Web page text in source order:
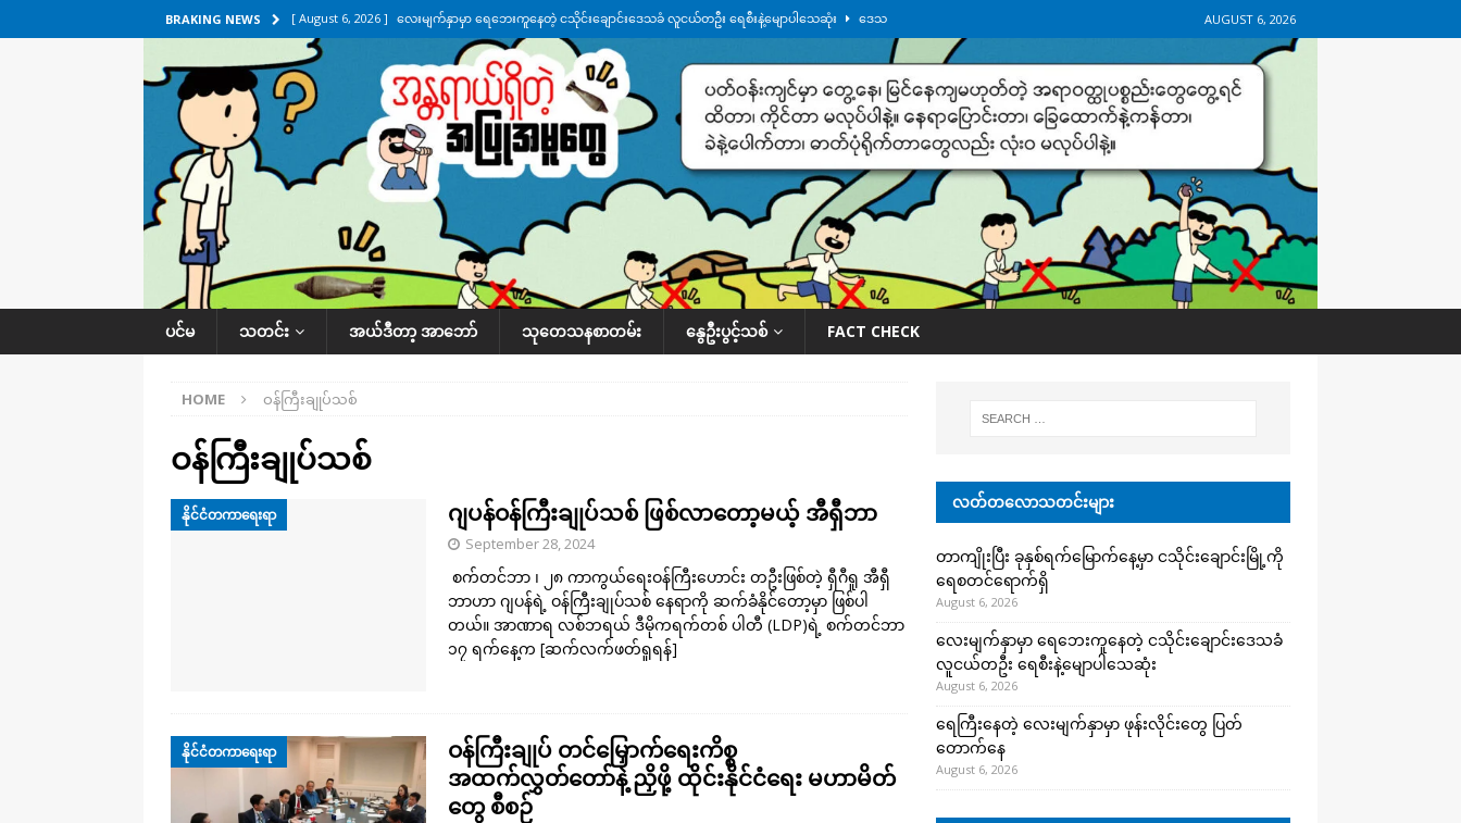
BRAKING NEWS [ August 6, 2026 ] လေးမျက်နှာမှာ ရေဘေးကူနေတဲ့ ငသိုင်းချောင်းဒေသခံ လူငယ်တဦး ရေစီးနဲ့မျောပါသေဆုံး ဒေသ
အလိုက် သတင်းကဏ္ဍ
[ August 6, 2026 ] ရေကြီးနေတဲ့ လေးမျက်နှာမှာ ဖုန်းလိုင်းတွေ ပြတ်တောက်နေ ဒေသအလိုက် သတင်းကဏ္ဍ
[ August 5, 2026 ] ရန်ကုန်မြို့မှာ ကားမှန်ခွဲခံရတာတွေ ဆက်တိုက်ဖြစ် ဒေသအလိုက် သတင်းကဏ္ဍ
[ August 5, 2026 ] ဂျပန်ရဲ့ ဒုံးကျည်စမ်းသပ်မှုကို မြောက်ကိုရီးယား ဝေဖန် နိုင်ငံတကာရေးရာ
[ August 6, 2026 ] တာကျိုးပြီး ခုနှစ်ရက်မြောက်နေ့မှာ ငသိုင်းချောင်းမြို့ကို ရေစတင်ရောက်ရှိ ဒေသအလိုက် သတင်း
AUGUST 6, 2026
ပင်မ သတင်း အယ်ဒီတာ့ အာဘော် သုတေသနစာတမ်း နွေဦးပွင့်သစ် FACT CHECK
HOME ဝန်ကြီးချုပ်သစ်
ဝန်ကြီးချုပ်သစ်
နိုင်ငံတကာရေးရာ ဂျပန်ဝန်ကြီးချုပ်သစ် ဖြစ်လာတော့မယ့် အီရှီဘာ
September 28, 2024
စက်တင်ဘာ ၊ ၂၈ ကာကွယ်ရေးဝန်ကြီးဟောင်း တဦးဖြစ်တဲ့ ရှီဂီရူ အီရှီ
ဘာဟာ ဂျပန်ရဲ့ ဝန်ကြီးချုပ်သစ် နေရာကို ဆက်ခံနိုင်တော့မှာ ဖြစ်ပါ
တယ်။ အာဏာရ လစ်ဘရယ် ဒီမိုကရက်တစ် ပါတီ (LDP)ရဲ့ စက်တင်ဘာ
၁၇ ရက်နေ့က [ဆက်လက်ဖတ်ရှုရန်]
နိုင်ငံတကာရေးရာ
ဝန်ကြီးချုပ် တင်မြှောက်ရေးကိစ္စ
အထက်လွှတ်တော်နဲ့ ညှိဖို့ ထိုင်းနိုင်ငံရေး မဟာမိတ်
တွေ စီစဉ်
လတ်တလောသတင်းများ
တာကျိုးပြီး ခုနှစ်ရက်မြောက်နေ့မှာ ငသိုင်းချောင်းမြို့ကို
ရေစတင်ရောက်ရှိ
August 6, 2026
လေးမျက်နှာမှာ ရေဘေးကူနေတဲ့ ငသိုင်းချောင်းဒေသခံ
လူငယ်တဦး ရေစီးနဲ့မျောပါသေဆုံး
August 6, 2026
ရေကြီးနေတဲ့ လေးမျက်နှာမှာ ဖုန်းလိုင်းတွေ ပြတ်
တောက်နေ
August 6, 2026